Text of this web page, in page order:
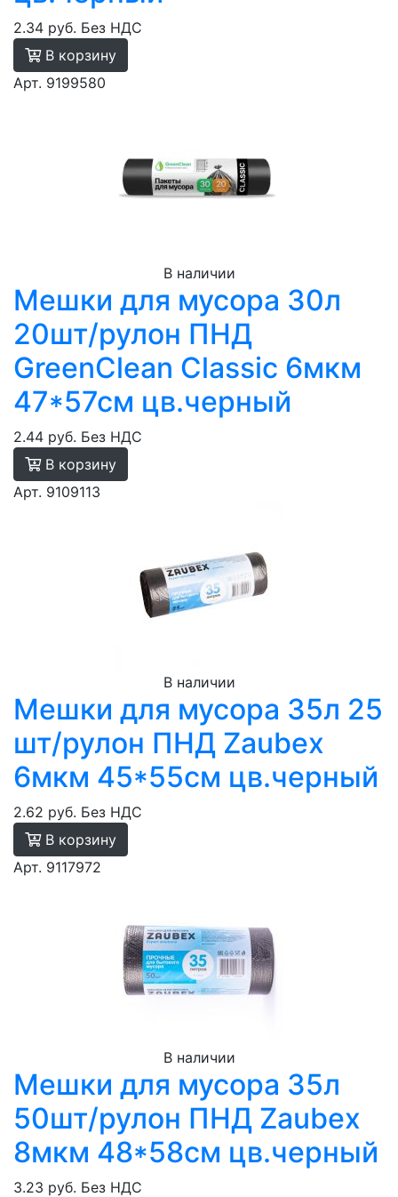
2.34 руб. Без НДС
В корзину
Арт. 9199580
В наличии
Мешки для мусора 30л
20шт/рулон ПНД
GreenClean Classic 6мкм
47*57см цв.черный
2.44 руб. Без НДС
В корзину
Арт. 9109113
В наличии
Мешки для мусора 35л 25
шт/рулон ПНД Zaubex
6мкм 45*55см цв.черный
2.62 руб. Без НДС
В корзину
Арт. 9117972
В наличии
Мешки для мусора 35л
50шт/рулон ПНД Zaubex
8мкм 48*58см цв.черный
3.23 руб. Без НДС